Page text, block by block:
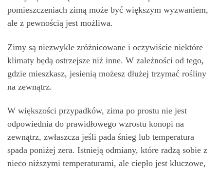
pomieszczeniach zimą może być większym wyzwaniem,
ale z pewnością jest możliwa.
Zimy są niezwykle zróżnicowane i oczywiście niektóre
klimaty będą ostrzejsze niż inne. W zależności od tego,
gdzie mieszkasz, jesienią możesz dłużej trzymać rośliny
na zewnątrz.
W większości przypadków, zima po prostu nie jest
odpowiednia do prawidłowego wzrostu konopi na
zewnątrz, zwłaszcza jeśli pada śnieg lub temperatura
spada poniżej zera. Istnieją odmiany, które radzą sobie z
nieco niższymi temperaturami, ale ciepło jest kluczowe,